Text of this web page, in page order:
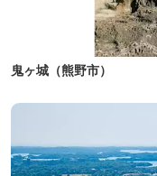
鬼ヶ城（熊野市）